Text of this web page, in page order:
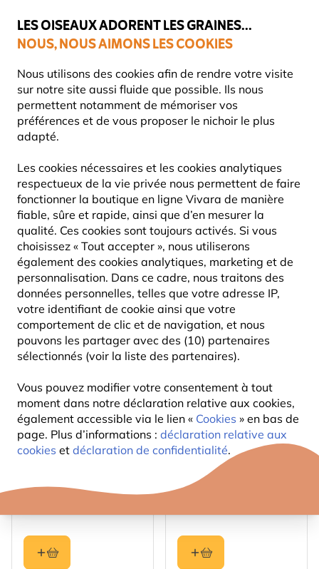
LES OISEAUX ADORENT LES GRAINES...
NOUS, NOUS AIMONS LES COOKIES
Nous utilisons des cookies afin de rendre votre visite
sur notre site aussi fluide que possible. Ils nous
permettent notamment de mémoriser vos
préférences et de vous proposer le nichoir le plus
adapté.
Les cookies nécessaires et les cookies analytiques
respectueux de la vie privée nous permettent de faire
fonctionner la boutique en ligne Vivara de manière
fiable, sûre et rapide, ainsi que d’en mesurer la
qualité. Ces cookies sont toujours activés. Si vous
choisissez « Tout accepter », nous utiliserons
également des cookies analytiques, marketing et de
personnalisation. Dans ce cadre, nous traitons des
données personnelles, telles que votre adresse IP,
votre identifiant de cookie ainsi que votre
comportement de clic et de navigation, et nous
pouvons les partager avec des (10) partenaires
sélectionnés (voir la liste des partenaires).
Vous pouvez modifier votre consentement à tout
moment dans notre déclaration relative aux cookies,
également accessible via le lien « Cookies » en bas de
page. Plus d’informations : déclaration relative aux
cookies et déclaration de confidentialité.
catégories.
Livraison express gratuite dès 59 €
Nichoirs
TOP 10 NICHOIRS
Les nichoirs à oiseaux offrent aux oiseaux un abri et des
possibilités de nidification essentiels, en particulier
dans les régions où les lieux de Lire La Suite
10Produits
14
Nichoir Stockholm
semi-ouvert
16